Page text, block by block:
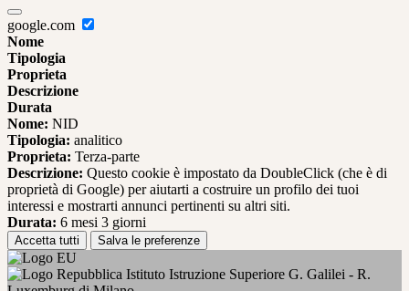
google.com
Nome
Tipologia
Proprieta
Descrizione
Durata
Nome: NID
Tipologia: analitico
Proprieta: Terza-parte
Descrizione: Questo cookie è impostato da DoubleClick (che è di
proprietà di Google) per aiutarti a costruire un profilo dei tuoi
interessi e mostrarti annunci pertinenti su altri siti.
Durata: 6 mesi 3 giorni
Accetta tutti Salva le preferenze
Istituto Istruzione Superiore G. Galilei - R.